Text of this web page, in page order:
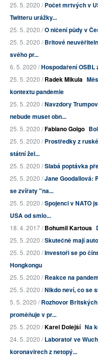
25. 5. 2020 /Počet mrtvých v
Twitteru urážky...
25. 5. 2020 /O ničení půdy v
25. 5. 2020 /Britové
svého pr...
6. 5. 2020 /Hospodaření OSBL
25. 5. 2020 /Radek Mikula
kontextu pandemie
25. 5. 2020 /Navzdory
nebude muset obn...
25. 5. 2020 /Fabiano Golgo
25. 5. 2020 /Prostředky z
státní žel...
25. 5. 2020 /Slabá poptávka
25. 5. 2020 /Jane Goodallová:
se zvířaty "na...
25. 5. 2020 /Spojenci v NATO
USA od smlo...
18. 4. 2017 /Bohumil Kartous
25. 5. 2020 /Skutečně mají
25. 5. 2020 /Investoři se po
Hongkongu
25. 5. 2020 /Reakce na
25. 5. 2020 /Nikdo neví, co se
5. 5. 2020 /Rozhovor
proměňuje v pr...
25. 5. 2020 /Karel Dolejší Na
24. 5. 2020 /Laboratoř ve
koronavirech z netopý...